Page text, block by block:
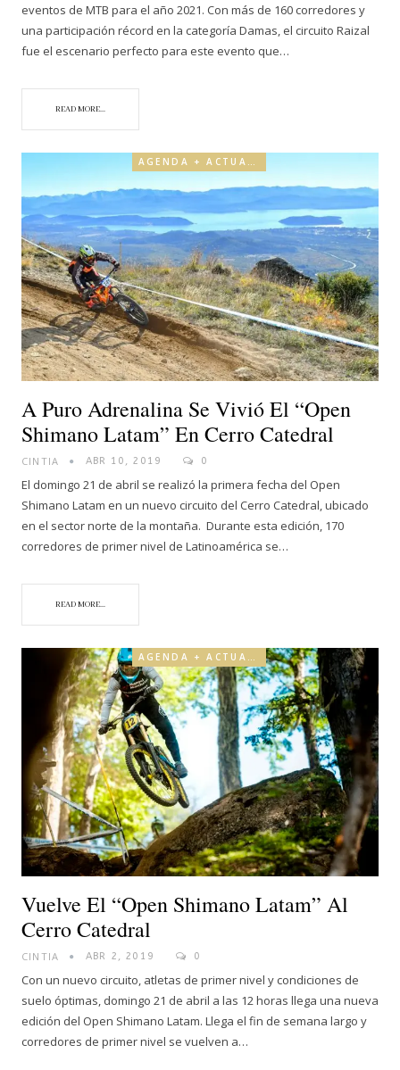
eventos de MTB para el año 2021. Con más de 160 corredores y
una participación récord en la categoría Damas, el circuito Raizal
fue el escenario perfecto para este evento que…
READ MORE...
A Puro Adrenalina Se Vivió El “Open
Shimano Latam” En Cerro Catedral
CINTIA ABR 10, 2019 0
El domingo 21 de abril se realizó la primera fecha del Open
Shimano Latam en un nuevo circuito del Cerro Catedral, ubicado
en el sector norte de la montaña. Durante esta edición, 170
corredores de primer nivel de Latinoamérica se…
READ MORE...
Vuelve El “Open Shimano Latam” Al
Cerro Catedral
CINTIA ABR 2, 2019 0
Con un nuevo circuito, atletas de primer nivel y condiciones de
suelo óptimas, domingo 21 de abril a las 12 horas llega una nueva
edición del Open Shimano Latam. Llega el fin de semana largo y
corredores de primer nivel se vuelven a…